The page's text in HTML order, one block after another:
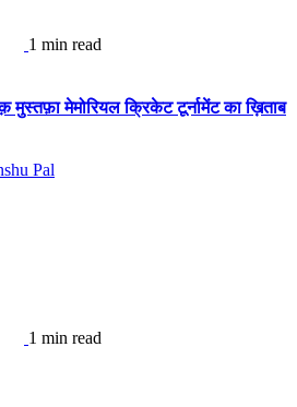
1 min read
मुस्तफ़ा मेमोरियल क्रिकेट टूर्नामेंट का ख़िताब
Pal
1 min read